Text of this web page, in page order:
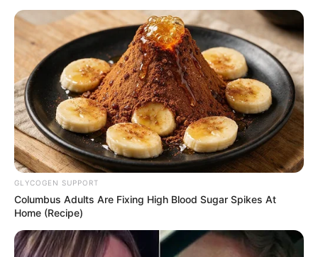
Tastefully Yours Confidence Queen
Walking On Thin Ice
GLYCOGEN SUPPORT
Columbus Adults Are Fixing High Blood Sugar Spikes At
Home (Recipe)